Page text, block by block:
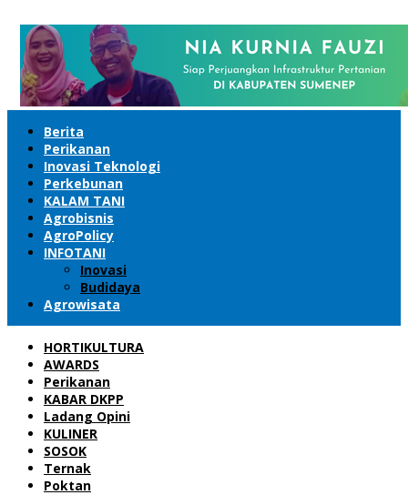
Berita
Perikanan
Inovasi Teknologi
Perkebunan
KALAM TANI
Agrobisnis
AgroPolicy
INFOTANI
Inovasi
Budidaya
Agrowisata
HORTIKULTURA
AWARDS
Perikanan
KABAR DKPP
Ladang Opini
KULINER
SOSOK
Ternak
Poktan